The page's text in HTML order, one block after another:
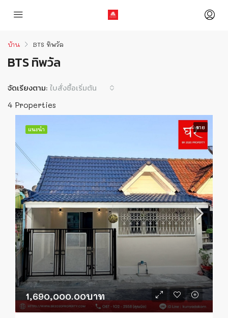
บ้าน BTS ทิพวัล
BTS ทิพวัล
4 Properties
จัดเรียงตาม: ใบสั่งซื้อเริ่มต้น
แนะนำ ขาย
1,690,000.00บาท